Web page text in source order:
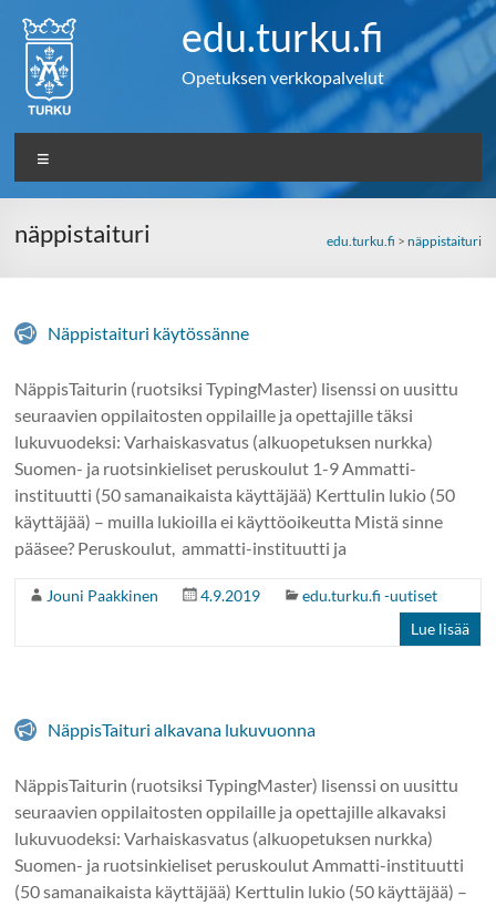
content
edu.turku.fi
Opetuksen verkkopalvelut
näppistaituri edu.turku.fi > näppistaituri
Näppistaituri käytössänne
NäppisTaiturin (ruotsiksi TypingMaster) lisenssi on uusittu
seuraavien oppilaitosten oppilaille ja opettajille täksi
lukuvuodeksi: Varhaiskasvatus (alkuopetuksen nurkka)
Suomen- ja ruotsinkieliset peruskoulut 1-9 Ammatti-
instituutti (50 samanaikaista käyttäjää) Kerttulin lukio (50
käyttäjää) – muilla lukioilla ei käyttöoikeutta Mistä sinne
pääsee? Peruskoulut, ammatti-instituutti ja
Jouni Paakkinen 4.9.2019
edu.turku.fi -uutiset
Lue lisää
NäppisTaituri alkavana lukuvuonna
NäppisTaiturin (ruotsiksi TypingMaster) lisenssi on uusittu
seuraavien oppilaitosten oppilaille ja opettajille alkavaksi
lukuvuodeksi: Varhaiskasvatus (alkuopetuksen nurkka)
Suomen- ja ruotsinkieliset peruskoulut Ammatti-instituutti
(50 samanaikaista käyttäjää) Kerttulin lukio (50 käyttäjää) –